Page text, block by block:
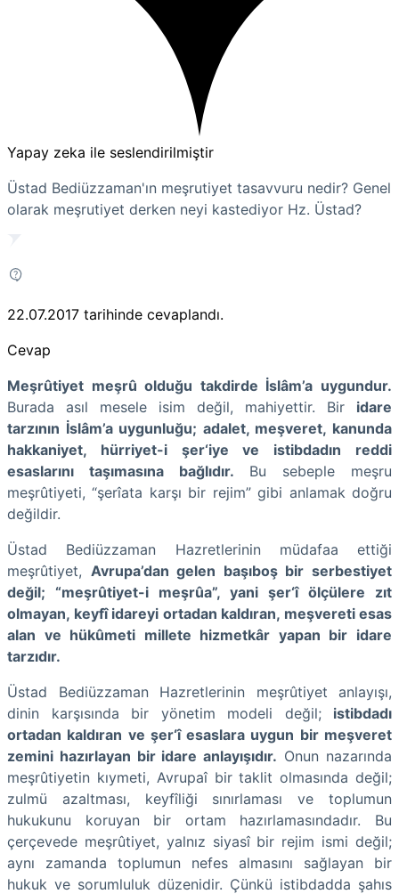
Yapay zeka ile seslendirilmiştir
Üstad Bediüzzaman'ın meşrutiyet tasavvuru nedir? Genel
olarak meşrutiyet derken neyi kastediyor Hz. Üstad?
22.07.2017 tarihinde cevaplandı.
Cevap
Meşrûtiyet meşrû olduğu takdirde İslâm’a uygundur.
Burada asıl mesele isim değil, mahiyettir. Bir idare
tarzının İslâm’a uygunluğu; adalet, meşveret, kanunda
hakkaniyet, hürriyet-i şer‘iye ve istibdadın reddi
esaslarını taşımasına bağlıdır. Bu sebeple meşru
meşrûtiyeti, “şerîata karşı bir rejim” gibi anlamak doğru
değildir.
Üstad Bediüzzaman Hazretlerinin müdafaa ettiği
meşrûtiyet, Avrupa’dan gelen başıboş bir serbestiyet
değil; “meşrûtiyet-i meşrûa”, yani şer‘î ölçülere zıt
olmayan, keyfî idareyi ortadan kaldıran, meşvereti esas
alan ve hükûmeti millete hizmetkâr yapan bir idare
tarzıdır.
Üstad Bediüzzaman Hazretlerinin meşrûtiyet anlayışı,
dinin karşısında bir yönetim modeli değil; istibdadı
ortadan kaldıran ve şer‘î esaslara uygun bir meşveret
zemini hazırlayan bir idare anlayışıdır. Onun nazarında
meşrûtiyetin kıymeti, Avrupaî bir taklit olmasında değil;
zulmü azaltması, keyfîliği sınırlaması ve toplumun
hukukunu koruyan bir ortam hazırlamasındadır. Bu
çerçevede meşrûtiyet, yalnız siyasî bir rejim ismi değil;
aynı zamanda toplumun nefes almasını sağlayan bir
hukuk ve sorumluluk düzenidir. Çünkü istibdadda şahıs